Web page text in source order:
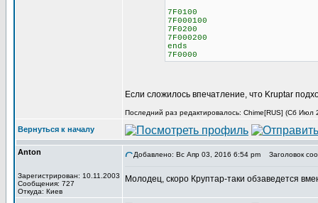
7F0100
7F000100
7F0200
7F000200
ends
7F0000
Если сложилось впечатление, что Kruptar
Последний раз редактировалось: Chime[RUS] (Сб Июл
Вернуться к началу
Anton
Зарегистрирован: 10.11.2003
Сообщения: 727
Откуда: Киев
Добавлено: Вс Апр 03, 2016 6:54 pm Заголовок
Молодец, скоро Круптар-таки обзаведется